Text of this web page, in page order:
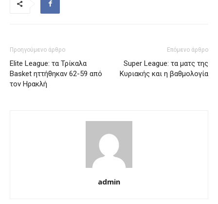
Προηγούμενο άρθρο
Elite League: τα Τρίκαλα
Basket ηττήθηκαν 62-59 από
τον Ηρακλή
Επόμενο άρθρο
Super League: τα ματς της
Κυριακής και η βαθμολογία
admin